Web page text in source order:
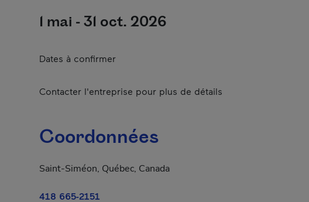
1 mai - 31 oct. 2026
Dates à confirmer
Contacter l'entreprise pour plus de détails
Coordonnées
Saint-Siméon, Québec, Canada
418 665-2151